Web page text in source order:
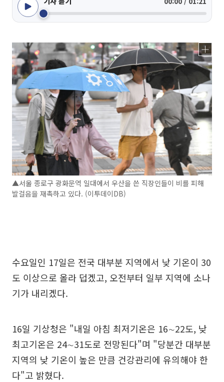
▲서울 종로구 광화문역 일대에서 우산을 쓴 직장인들이 비를 피해
발걸음을 재촉하고 있다. (이투데이DB)
수요일인 17일은 전국 대부분 지역에서 낮 기온이 30
도 이상으로 올라 덥겠고, 오전부터 일부 지역에 소나
기가 내리겠다.
16일 기상청은 "내일 아침 최저기온은 16∼22도, 낮
최고기온은 24∼31도로 전망된다"며 "당분간 대부분
지역의 낮 기온이 높은 만큼 건강관리에 유의해야 한
다"고 밝혔다.